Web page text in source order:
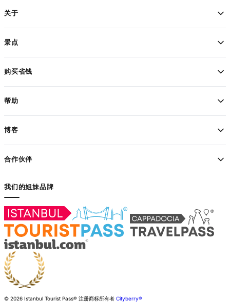
关于
景点
购买省钱
帮助
博客
合作伙伴
我们的姐妹品牌
© 2026 Istanbul Tourist Pass® 注册商标所有者 Cityberry®